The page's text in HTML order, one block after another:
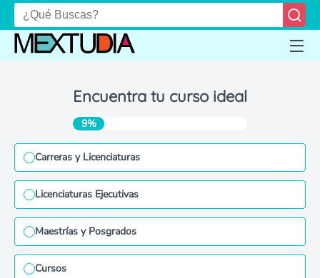
Encuentra tu curso ideal
9%
Carreras y Licenciaturas
Licenciaturas Ejecutivas
Maestrías y Posgrados
Cursos